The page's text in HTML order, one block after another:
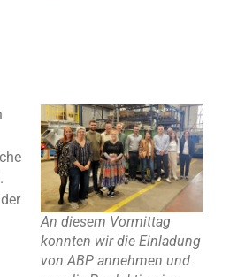
An diesem Vormittag
konnten wir die Einladung
von ABP annehmen und